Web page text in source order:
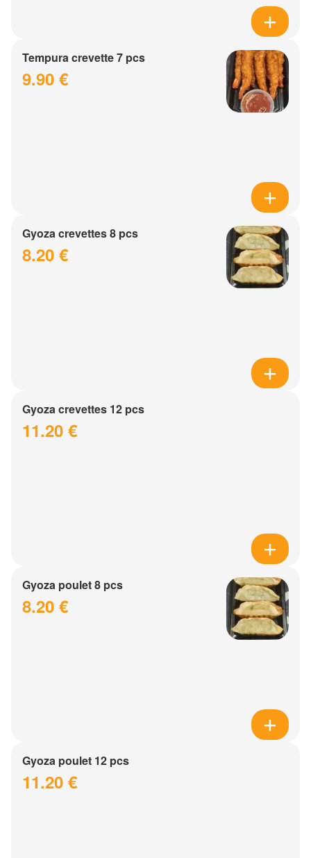
Tempura crevette 7 pcs
9.90 €
Gyoza crevettes 8 pcs
8.20 €
Gyoza crevettes 12 pcs
11.20 €
Gyoza poulet 8 pcs
8.20 €
Gyoza poulet 12 pcs
11.20 €